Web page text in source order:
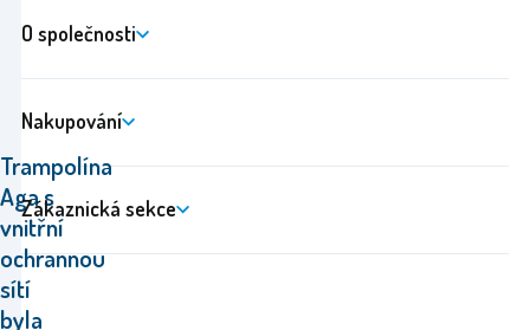
Trampolína
Aga s
vnitřní
ochrannou
sítí
byla
O společnosti
Nakupování
Zákaznická sekce